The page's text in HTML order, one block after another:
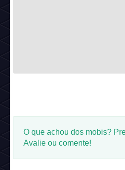
O que achou dos mobis?
Avalie ou comente!